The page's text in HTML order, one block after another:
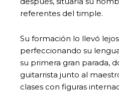
referentes del timple.
Su formación lo llevó
perfeccionando su
su primera gran parada,
guitarrista junto al
clases con figuras